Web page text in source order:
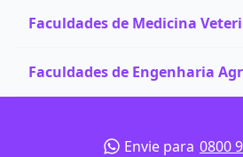
Faculdades de Medicina
Faculdades de Engenharia
Envie para 0800